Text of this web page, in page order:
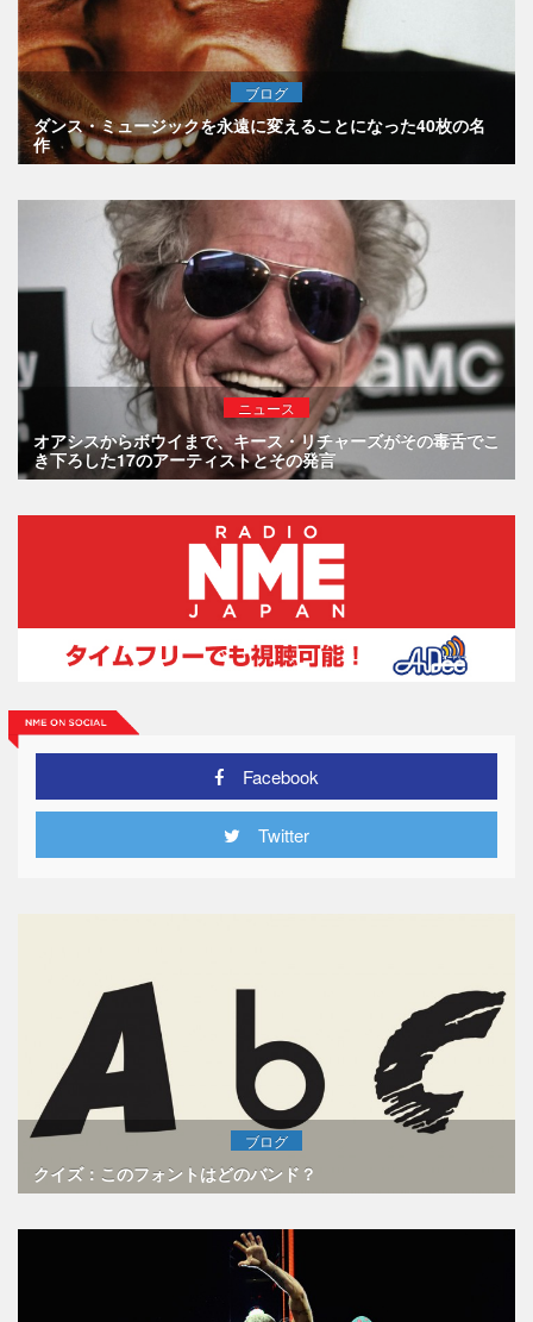
ブログ
ダンス・ミュージックを永遠に変えることになった40枚の名
作
ニュース
オアシスからボウイまで、キース・リチャーズがその毒舌でこ
き下ろした17のアーティストとその発言
Facebook
Twitter
ブログ
クイズ：このフォントはどのバンド？